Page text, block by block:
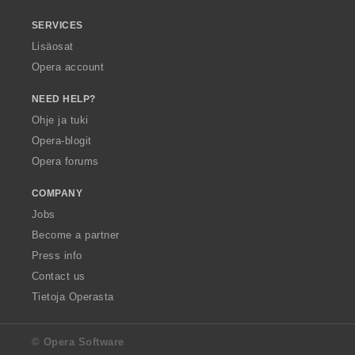
SERVICES
Lisäosat
Opera account
NEED HELP?
Ohje ja tuki
Opera-blogit
Opera forums
COMPANY
Jobs
Become a partner
Press info
Contact us
Tietoja Operasta
© Opera Software